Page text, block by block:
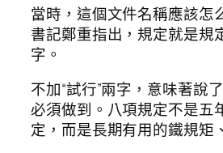
當時，這個文件名稱應該怎
書記鄭重指出，規定就是規
字。
不加“試行”兩字，意味著說
必須做到。八項規定不是五
定，而是長期有用的鐵規矩